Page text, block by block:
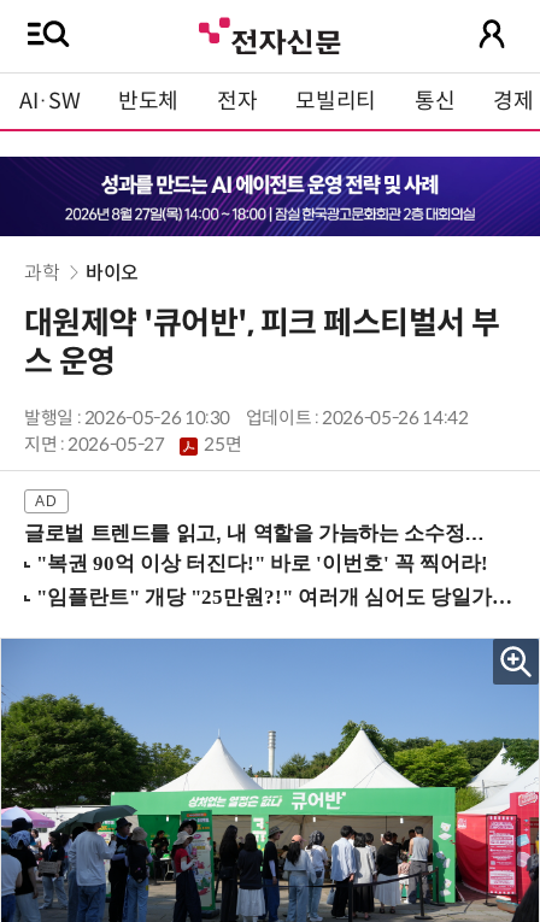
AI·SW 반도체 전자 모빌리티 통신 경제
과학 바이오
대원제약 '큐어반', 피크 페스티벌서 부
스 운영
발행일 : 2026-05-26 10:30
업데이트 : 2026-05-26 14:42
지면 :2026-05-27 25면
글로벌 트렌드를 읽고, 내 역할을 가늠하는 소수정예 실습 워크숍 (8/28 신논현역)